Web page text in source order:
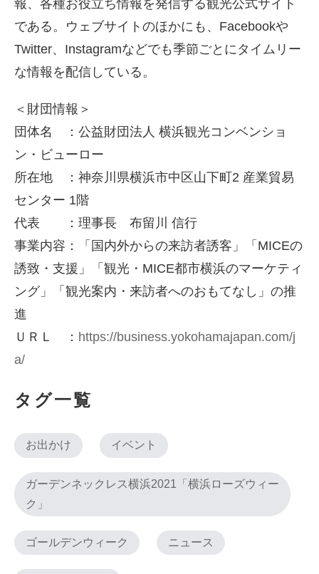
報、各種お役立ち情報を発信する観光公式サイト
である。ウェブサイトのほかにも、Facebookや
Twitter、Instagramなどでも季節ごとにタイムリー
な情報を配信している。
＜財団情報＞
団体名 ：公益財団法人 横浜観光コンベンショ
ン・ビューロー
所在地 ：神奈川県横浜市中区山下町2 産業貿易
センター 1階
代表 ：理事長 布留川 信行
事業内容：「国内外からの来訪者誘客」「MICEの
誘致・支援」「観光・MICE都市横浜のマーケティ
ング」「観光案内・来訪者へのおもてなし」の推
進
ＵＲＬ ： https://business.yokohamajapan.com/j
a/
タグ一覧
お出かけ イベント
ガーデンネックレス横浜2021「横浜ローズウィー
ク」
ゴールデンウィーク ニュース